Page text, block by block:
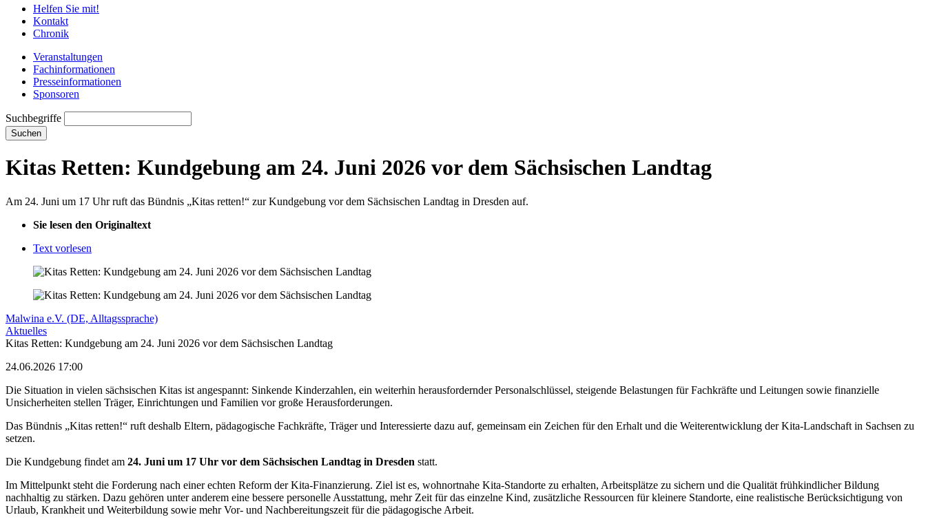
Helfen Sie mit!
Kontakt
Chronik
Veranstaltungen
Fachinformationen
Presseinformationen
Sponsoren
Suchbegriffe
Suchen
Kitas Retten: Kundgebung am 24. Juni 2026 vor dem Sächsischen Landtag
Am 24. Juni um 17 Uhr ruft das Bündnis „Kitas retten!“ zur Kundgebung vor dem Sächsischen Landtag in Dresden auf.
Sie lesen den Originaltext
Text vorlesen
Malwina e.V. (DE, Alltagssprache)
Aktuelles
Kitas Retten: Kundgebung am 24. Juni 2026 vor dem Sächsischen Landtag
24.06.2026 17:00
Die Situation in vielen sächsischen Kitas ist angespannt: Sinkende Kinderzahlen, ein weiterhin herausfordernder Personalschlüssel, steigende Belastungen für Fachkräfte und Leitungen sowie finanzielle
Unsicherheiten stellen Träger, Einrichtungen und Familien vor große Herausforderungen.
Das Bündnis „Kitas retten!“ ruft deshalb Eltern, pädagogische Fachkräfte, Träger und Interessierte dazu auf, gemeinsam ein Zeichen für den Erhalt und die Weiterentwicklung der Kita-Landschaft in Sachsen zu
setzen.
Die Kundgebung findet am 24. Juni um 17 Uhr vor dem Sächsischen Landtag in Dresden statt.
Im Mittelpunkt steht die Forderung nach einer echten Reform der Kita-Finanzierung. Ziel ist es, wohnortnahe Kita-Standorte zu erhalten, Arbeitsplätze zu sichern und die Qualität frühkindlicher Bildung
nachhaltig zu stärken. Dazu gehören unter anderem eine bessere personelle Ausstattung, mehr Zeit für das einzelne Kind, zusätzliche Ressourcen für kleinere Standorte, eine realistische Berücksichtigung von
Urlaub, Krankheit und Weiterbildung sowie mehr Vor- und Nachbereitungszeit für die pädagogische Arbeit.